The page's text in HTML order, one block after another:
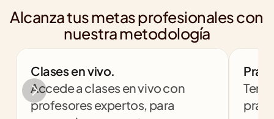
Alcanza tus metas profesionales con
nuestra metodología
Clases en vivo.
Accede a clases en vivo con
profesores expertos, para